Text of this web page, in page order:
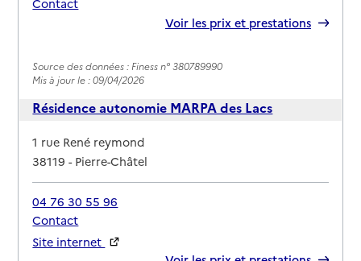
Voir les prix et prestations
Source des données : Finess n° 380789990
Mis à jour le : 09/04/2026
Résidence autonomie MARPA des Lacs
Adresse
1 rue René reymond
38119-Pierre-Châtel
04 76 30 55 96
Contact
Site internet